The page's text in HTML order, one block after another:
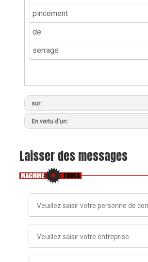
pincement
de
serrage
sur:
En vertu d'un:
Laisser des messages